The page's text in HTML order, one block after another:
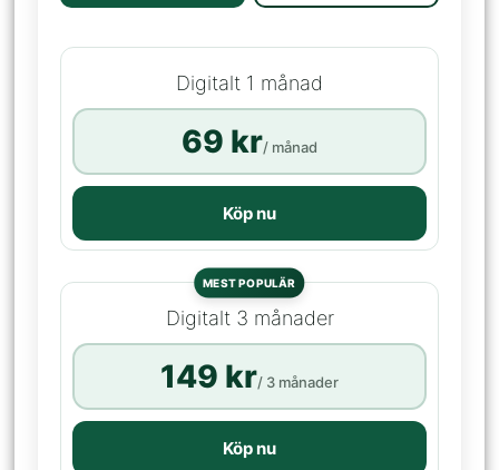
Digitalt 1 månad
69 kr/ månad
Köp nu
MEST POPULÄR
Digitalt 3 månader
149 kr/ 3 månader
Köp nu